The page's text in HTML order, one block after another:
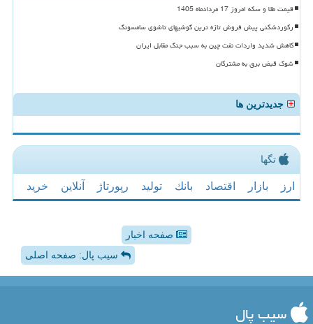
قیمت طلا و سکه امروز 17 مردادماه 1405
رکوردشکنی پیش فروش تازه ترین گوشیهای تاشوی سامسونگ
کاهش شدید واردات نفت چین به سبب جنگ مقابل ایران
شوک قبض برق به مشترکان
جدیدترین ها
تگها
ارز بازار اقتصاد بانك تولید رپورتاژ آنلاین خرید
صفحه اخبار
سیب پال: صفحه اصلی
سیب پال